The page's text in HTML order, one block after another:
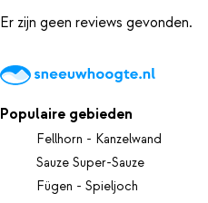
Er zijn geen reviews gevonden.
Populaire gebieden
Fellhorn - Kanzelwand
Sauze Super-Sauze
Fügen - Spieljoch